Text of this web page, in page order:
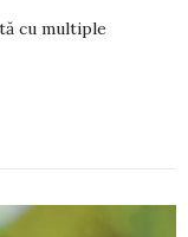
cu multiple